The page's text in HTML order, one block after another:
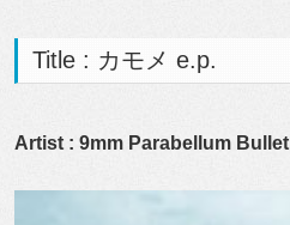
Title : カモメ e.p.
Artist : 9mm Parabellum Bullet